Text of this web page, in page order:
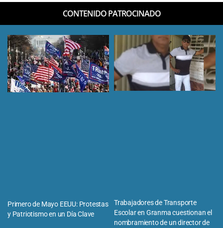
CONTENIDO PATROCINADO
Primero de Mayo EEUU: Protestas
y Patriotismo en un Día Clave
Trabajadores de Transporte
Escolar en Granma cuestionan el
nombramiento de un director de